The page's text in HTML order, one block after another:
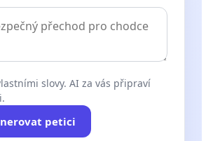
slovy. AI za vás připraví
petici